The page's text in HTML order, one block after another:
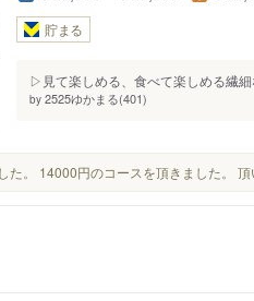
貯まる
▷見て楽しめる、食べて楽しめる繊
by 2525ゆかまる(401)
た。 14000円のコースを頂きました。